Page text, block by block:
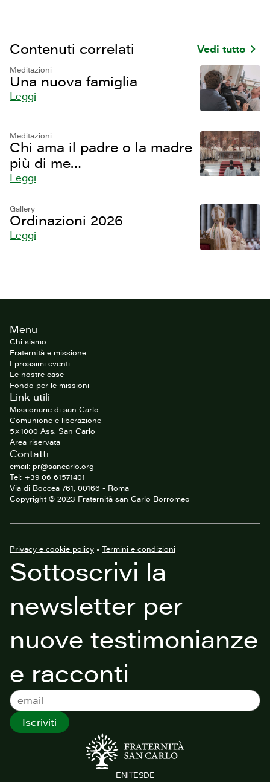
Contenuti correlati Vedi tutto
Meditazioni
Una nuova famiglia
Leggi
Meditazioni
Chi ama il padre o la madre
più di me…
Leggi
Gallery
Ordinazioni 2026
Leggi
FooterMenu
Chi siamo
Fraternità e missione
I prossimi eventi
Le nostre case
Fondo per le missioni
Link utili
Missionarie di san Carlo
Comunione e liberazione
5×1000 Ass. San Carlo
Area riservata
Contatti
email: pr@sancarlo.org
Tel: +39 06 61571401
Via di Boccea 761, 00166 - Roma
Copyright © 2023 Fraternità san Carlo Borromeo
Privacy e cookie policy • Termini e condizioni
Sottoscrivi la
newsletter per
nuove testimonianze
e racconti
Iscriviti
ENITESDE